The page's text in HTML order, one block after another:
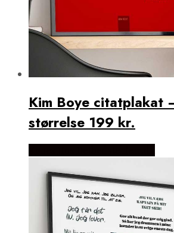
Kim Boye citatplakat
størrelse 199 kr.